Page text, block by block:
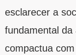
esclarecer a
fundamental da
compactua